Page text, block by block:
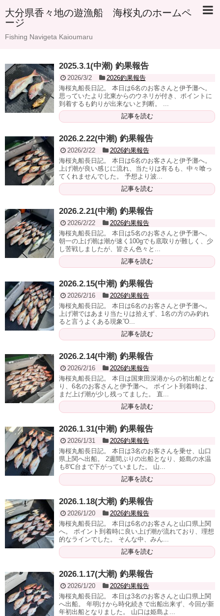
大分県香々地の遊漁船 海桜丸のホームペ
ージ
Fishing Navigeta Kaioumaru
2025.3.1(中潮) 釣果報告
2026/3/2
2026釣果報告
海桜丸船長日記。 本日は6名のお客さんと伊予灘へ。
思っていたより北東からのウネリが付き、ポイントに
到着するも釣りが出来ないと判断。 ...
記事を読む
2026.2.22(中潮) 釣果報告
2026/2/22
2026釣果報告
海桜丸船長日記。 本日は6名のお客さんと伊予灘へ。
上げ潮が良い感じに流れ、当たりは有るも、中々喰っ
てくれませんでした。 予想より波...
記事を読む
2026.2.21(中潮) 釣果報告
2026/2/22
2026釣果報告
海桜丸船長日記。 本日は5名のお客さんと伊予灘へ。
朝一の上げ潮は潮が速く100gでも底取りが難しく、少
し苦戦しましたが、皆さん色々と...
記事を読む
2026.2.15(中潮) 釣果報告
2026/2/16
2026釣果報告
海桜丸船長日記。 本日は6名のお客さんと伊予灘へ。
上げ潮ではあまり当たりは拾えず、1名の方のみ釣れ
ると言うよくある現象Ὂ...
記事を読む
2026.2.14(中潮) 釣果報告
2026/2/16
2026釣果報告
海桜丸船長日記。 本日は国東田深港からの初出船とな
り、6名のお客さんと伊予灘へ。 ポイント到着時は、
まだ上げ潮が少し残ってました。 直...
記事を読む
2026.1.31(中潮) 釣果報告
2026/1/31
2026釣果報告
海桜丸船長日記。 本日は3名のお客さんを乗せ、山口
県上関へ出船。 2週間ぶりの出船となり、姫島の水温
も8℃台まで下がっていました。 山...
記事を読む
2026.1.18(大潮) 釣果報告
2026/1/20
2026釣果報告
海桜丸船長日記。 本日は6名のお客さんと山口県上関
へ。 ポイント到着時に良い上げ潮が流れており、理想
的なラインでした。 そんな中、みん...
記事を読む
2026.1.17(大潮) 釣果報告
2026/1/20
2026釣果報告
海桜丸船長日記。 本日は3名のお客さんと山口県上関
へ出船。 年明けから時化続きで出船出来ず、今回が新
年初出船となりました。 山口は姫島よ...